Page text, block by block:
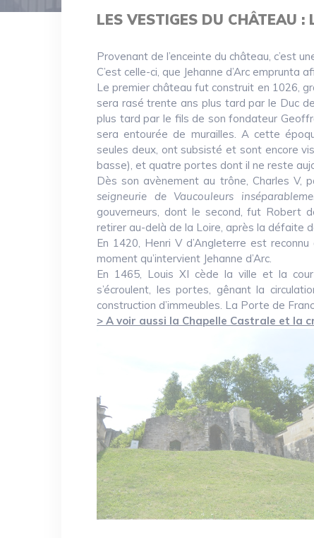
LES VESTIGES DU CHÂTEAU :
Provenant de l’enceinte du château, c’est
C’est celle-ci, que Jehanne d’Arc emprunta
Le premier château fut construit en 1026,
sera rasé trente ans plus tard par le Duc
plus tard par le fils de son fondateur
sera entourée de murailles. A cette
seules deux, ont subsisté et sont encore
basse), et quatre portes dont il ne reste
Dès son avènement au trône, Charles
seigneurie de Vaucouleurs
gouverneurs, dont le second, fut Robert
retirer au-delà de la Loire, après la défaite
En 1420, Henri V d’Angleterre est
moment qu’intervient Jehanne d’Arc.
En 1465, Louis XI cède la ville et la
s’écroulent, les portes, gênant la
construction d’immeubles. La Porte de
> A voir aussi la Chapelle Castrale et la